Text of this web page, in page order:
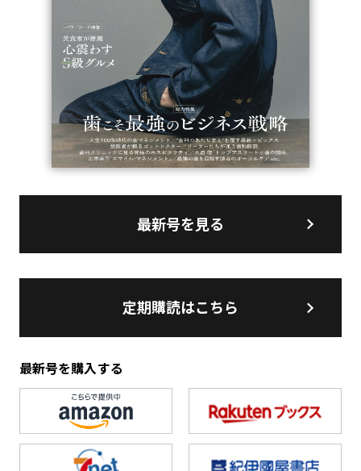
最新号を見る
定期購読はこちら
最新号を購入する